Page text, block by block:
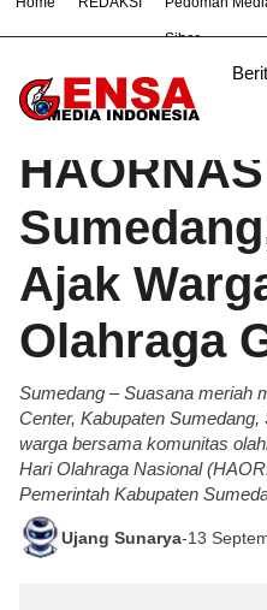
Siber
# Bekasi Nasional
Beranda/Berita
Ajak
Olahraga
Sumedang – Suasana meriah
Center, Kabupaten
warga bersama komunitas
Hari Olahraga Nasional
Pemerintah Kabupaten
Ujang Sunarya-13